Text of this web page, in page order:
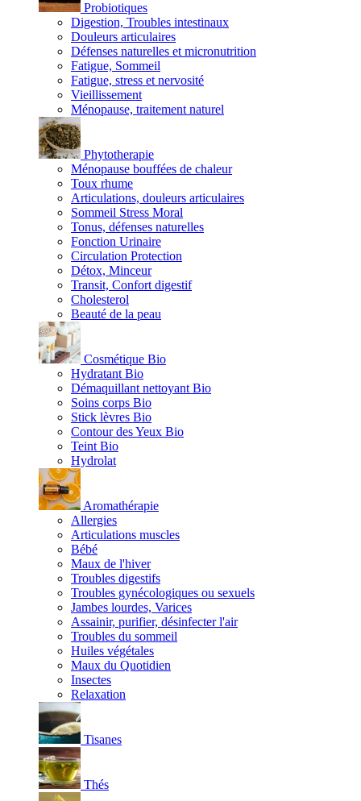
Probiotiques
Digestion, Troubles intestinaux
Douleurs articulaires
Défenses naturelles et micronutrition
Fatigue, Sommeil
Fatigue, stress et nervosité
Vieillissement
Ménopause, traitement naturel
Phytotherapie
Ménopause bouffées de chaleur
Toux rhume
Articulations, douleurs articulaires
Sommeil Stress Moral
Tonus, défenses naturelles
Fonction Urinaire
Circulation Protection
Détox, Minceur
Transit, Confort digestif
Cholesterol
Beauté de la peau
Cosmétique Bio
Hydratant Bio
Démaquillant nettoyant Bio
Soins corps Bio
Stick lèvres Bio
Contour des Yeux Bio
Teint Bio
Hydrolat
Aromathérapie
Allergies
Articulations muscles
Bébé
Maux de l'hiver
Troubles digestifs
Troubles gynécologiques ou sexuels
Jambes lourdes, Varices
Assainir, purifier, désinfecter l'air
Troubles du sommeil
Huiles végétales
Maux du Quotidien
Insectes
Relaxation
Tisanes
Thés